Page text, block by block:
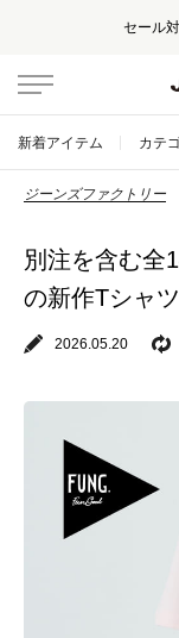
セール
新着アイテム カテ
ジーンズファクトリー
別注を含む全
の新作Tシャ
2026.05.20